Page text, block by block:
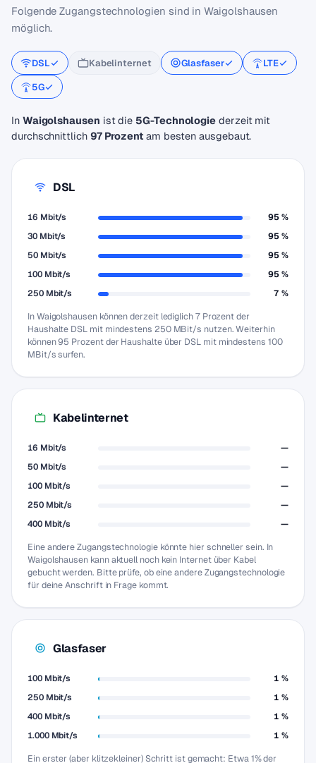
Folgende Zugangstechnologien sind in Waigolshausen
möglich.
DSL Kabelinternet Glasfaser
LTE
5G
In Waigolshausen ist die 5G-Technologie derzeit mit
durchschnittlich 97 Prozentam besten ausgebaut.
DSL
16 Mbit/s
95 %
30 Mbit/s
95 %
50 Mbit/s
95 %
100 Mbit/s
95 %
250 Mbit/s
7 %
In Waigolshausen können derzeit lediglich 7 Prozent der
Haushalte DSL mit mindestens 250 MBit/s nutzen. Weiterhin
können 95 Prozent der Haushalte über DSL mit mindestens 100
MBit/s surfen.
Kabelinternet
16 Mbit/s
—
50 Mbit/s
—
100 Mbit/s
—
250 Mbit/s
—
400 Mbit/s
—
Eine andere Zugangstechnologie könnte hier schneller sein. In
Waigolshausen kann aktuell noch kein Internet über Kabel
gebucht werden. Bitte prüfe, ob eine andere Zugangstechnologie
für deine Anschrift in Frage kommt.
Glasfaser
100 Mbit/s
1 %
250 Mbit/s
1 %
400 Mbit/s
1 %
1.000 Mbit/s
1 %
Ein erster (aber klitzekleiner) Schritt ist gemacht: Etwa 1% der